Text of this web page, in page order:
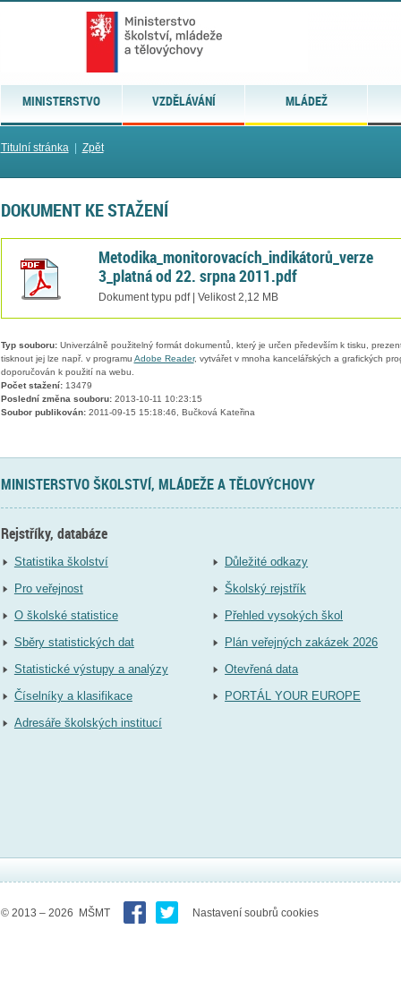
MINISTERSTVO VZDĚLÁVÁNÍ MLÁDEŽ
Titulní stránka| Zpět
DOKUMENT KE STAŽENÍ
Metodika_monitorovacích_indikátorů_verze
3_platná od 22. srpna 2011.pdf
Dokument typu pdf | Velikost 2,12 MB
Typ souboru:Univerzálně použitelný formát dokumentů, který je určen především k tisku,
tisknout jej lze např. v programu Adobe Reader, vytvářet v mnoha kancelářských a grafických
doporučován k použití na webu.
Počet stažení:13479
Poslední změna souboru:2013-10-11 10:23:15
Soubor publikován:2011-09-15 15:18:46, Bučková Kateřina
MINISTERSTVO ŠKOLSTVÍ, MLÁDEŽE A TĚLOVÝCHOVY
Rejstříky, databáze
Statistika školství
Pro veřejnost
O školské statistice
Sběry statistických dat
Statistické výstupy a analýzy
Číselníky a klasifikace
Adresáře školských institucí
Důležité odkazy
Školský rejstřík
Přehled vysokých škol
Plán veřejných zakázek 2026
Otevřená data
PORTÁL YOUR EUROPE
© 2013 – 2026 MŠMT Nastavení soubrů cookies